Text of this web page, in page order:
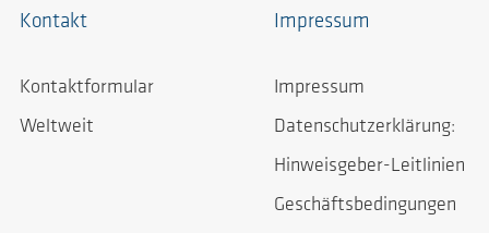
Kontakt
Kontaktformular
Weltweit
Impressum
Impressum
Datenschutzerklärung:
Hinweisgeber-Leitlinien
Geschäftsbedingungen